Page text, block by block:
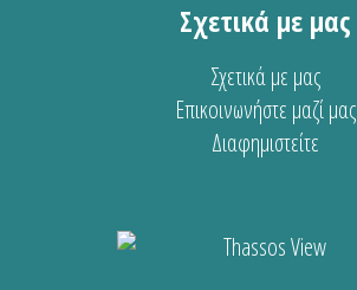
Σχετικά με μας
Σχετικά με μας
Επικοινωνήστε μαζί μας
Διαφημιστείτε